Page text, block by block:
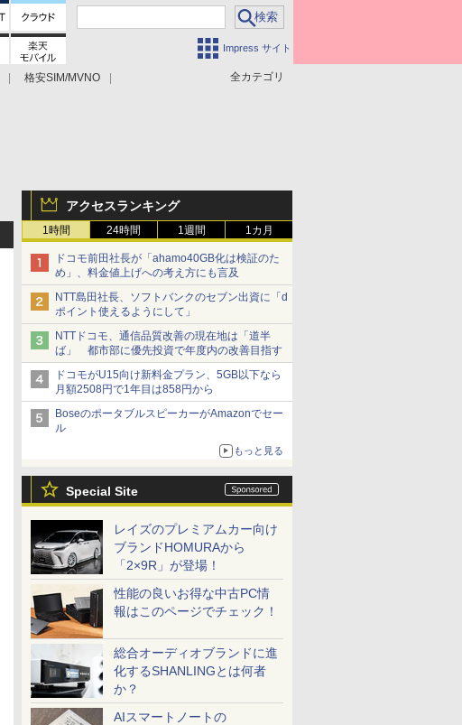
Impress サイト
全カテゴリ
格安SIM/MVNO
アクセスランキング
1時間 24時間 1週間 1カ月
ドコモ前田社長が「ahamo40GB化は検証のた
め」、料金値上げへの考え方にも言及
NTT島田社長、ソフトバンクのセブン出資に「d
ポイント使えるようにして」
NTTドコモ、通信品質改善の現在地は「道半
ば」 都市部に優先投資で年度内の改善目指す
ドコモがU15向け新料金プラン、5GB以下なら
月額2508円で1年目は858円から
BoseのポータブルスピーカーがAmazonでセー
ル
もっと見る
Special Site
レイズのプレミアムカー向け
ブランドHOMURAから
「2×9R」が登場！
性能の良いお得な中古PC情
報はこのページでチェック！
総合オーディオブランドに進
化するSHANLINGとは何者
か？
AIスマートノートの